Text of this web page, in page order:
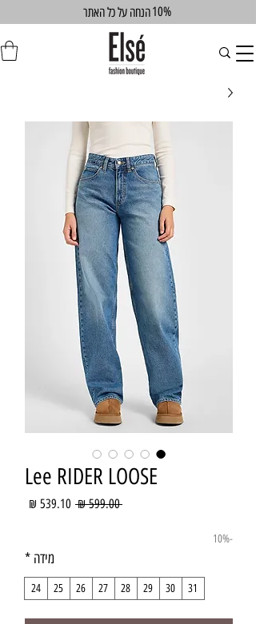
הנחה על כל האתר10%
Lee RIDER LOOSE
‏599.00 ‏₪
מחיר
-10%
מידה *
31
30
29
28
27
26
25
24